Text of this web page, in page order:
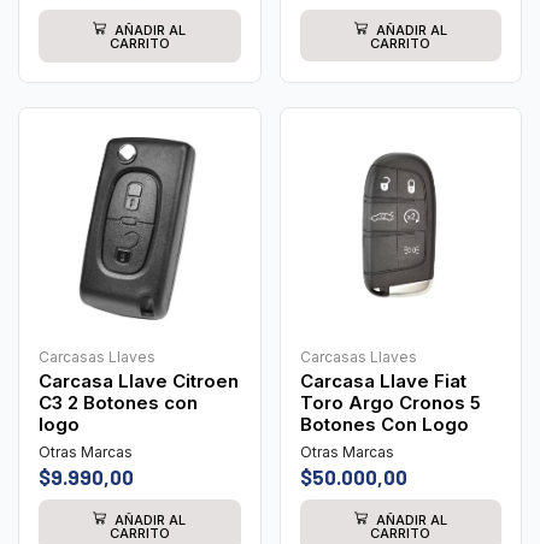
AÑADIR AL
CARRITO
AÑADIR AL
CARRITO
Carcasas Llaves
Carcasa Llave Citroen
C3 2 Botones con
logo
Otras Marcas
$9.990,00
AÑADIR AL
CARRITO
Carcasas Llaves
Carcasa Llave Fiat
Toro Argo Cronos 5
Botones Con Logo
Otras Marcas
$50.000,00
AÑADIR AL
CARRITO